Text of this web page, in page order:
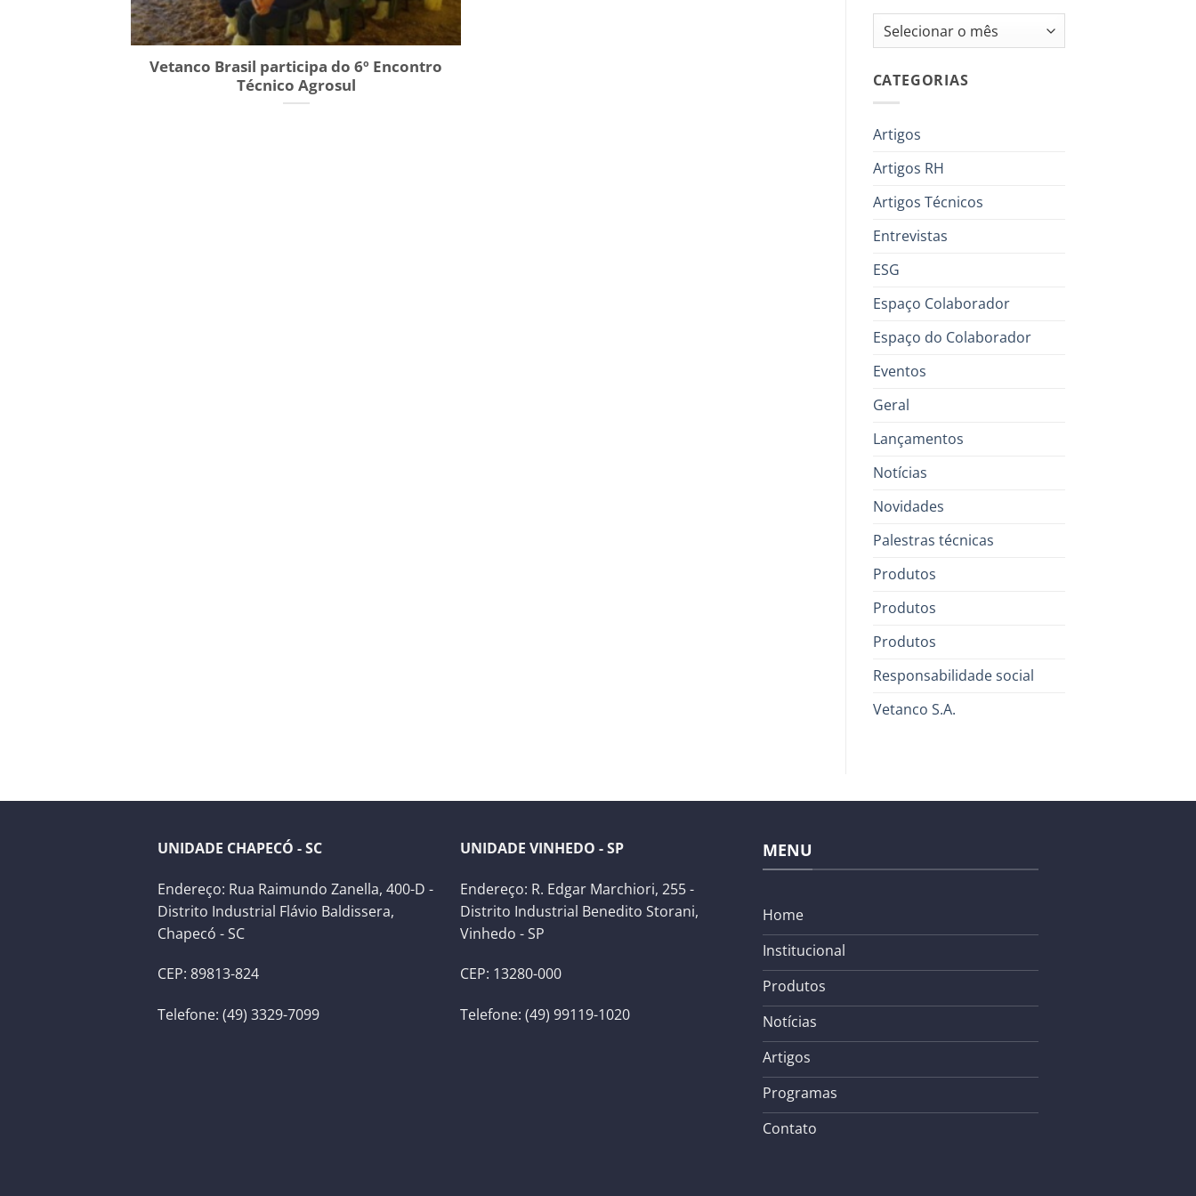
Vetanco Brasil participa do 6º Encontro
Técnico Agrosul
Arquivos
CATEGORIAS
Artigos
Artigos RH
Artigos Técnicos
Entrevistas
ESG
Espaço Colaborador
Espaço do Colaborador
Eventos
Geral
Lançamentos
Notícias
Novidades
Palestras técnicas
Produtos
Produtos
Produtos
Responsabilidade social
Vetanco S.A.
UNIDADE CHAPECÓ - SC
Endereço: Rua Raimundo Zanella, 400-D -
Distrito Industrial Flávio Baldissera,
Chapecó - SC
CEP: 89813-824
Telefone: (49) 3329-7099
UNIDADE VINHEDO - SP
Endereço: R. Edgar Marchiori, 255 -
Distrito Industrial Benedito Storani,
Vinhedo - SP
CEP: 13280-000
Telefone: (49) 99119-1020
MENU
Home
Institucional
Produtos
Notícias
Artigos
Programas
Contato